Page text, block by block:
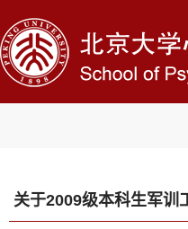
关于2009级本科生军训